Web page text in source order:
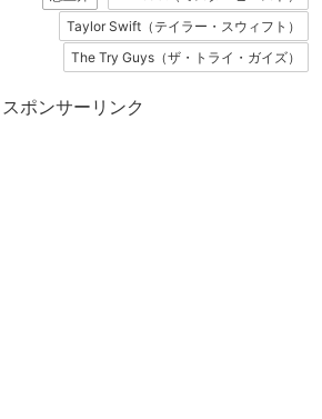
Taylor Swift（テイラー・スウィフト）
The Try Guys（ザ・トライ・ガイズ）
スポンサーリンク